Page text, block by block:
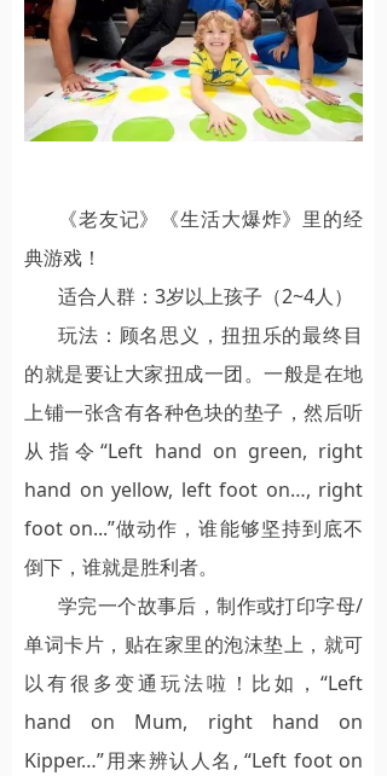
《老友记》《生活大爆炸》里的经
典游戏！
适合人群：3岁以上孩子（2~4人）
玩法：顾名思义，扭扭乐的最终目
的就是要让大家扭成一团。一般是在地
上铺一张含有各种色块的垫子，然后听
从指令“Left hand on green, right
hand on yellow, left foot on…, right
foot on...”做动作，谁能够坚持到底不
倒下，谁就是胜利者。
学完一个故事后，制作或打印字母/
单词卡片，贴在家里的泡沫垫上，就可
以有很多变通玩法啦！比如，“Left
hand on Mum, right hand on
Kipper…”用来辨认人名, “Left foot on